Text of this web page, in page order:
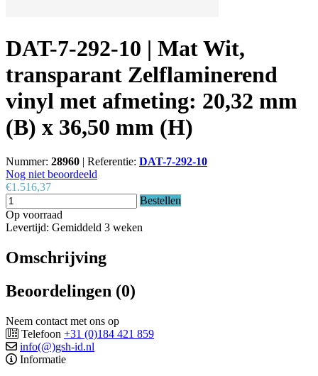
DAT-7-292-10 | Mat Wit,
transparant Zelflaminerend
vinyl met afmeting: 20,32 mm
(B) x 36,50 mm (H)
Nummer: 28960 | Referentie: DAT-7-292-10
Nog niet beoordeeld
€1.516,37
Bestellen
Op voorraad
Levertijd: Gemiddeld 3 weken
Omschrijving
Beoordelingen (0)
Neem contact met ons op
Telefoon +31 (0)184 421 859
info(@)gsh-id.nl
Informatie